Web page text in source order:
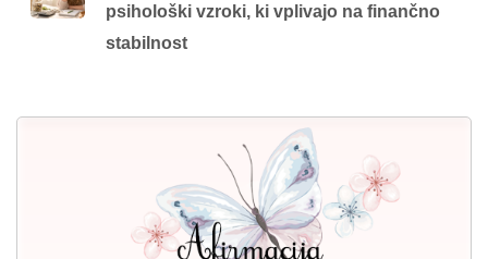
psihološki vzroki, ki vplivajo na finančno
stabilnost